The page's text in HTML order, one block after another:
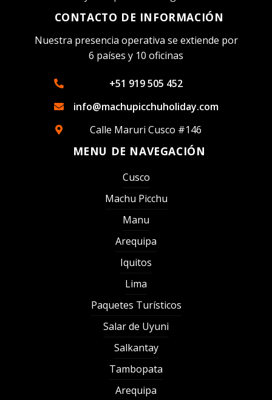
CONTACTO DE INFORMACIÓN
Nuestra presencia operativa se extiende por
6 países y 10 oficinas
+51 919 505 452
info@machupicchuholiday.com
Calle Maruri Cusco #146
MENU DE NAVEGACIÓN
Cusco
Machu Picchu
Manu
Arequipa
Iquitos
Lima
Paquetes Turísticos
Salar de Uyuni
Salkantay
Tambopata
Arequipa